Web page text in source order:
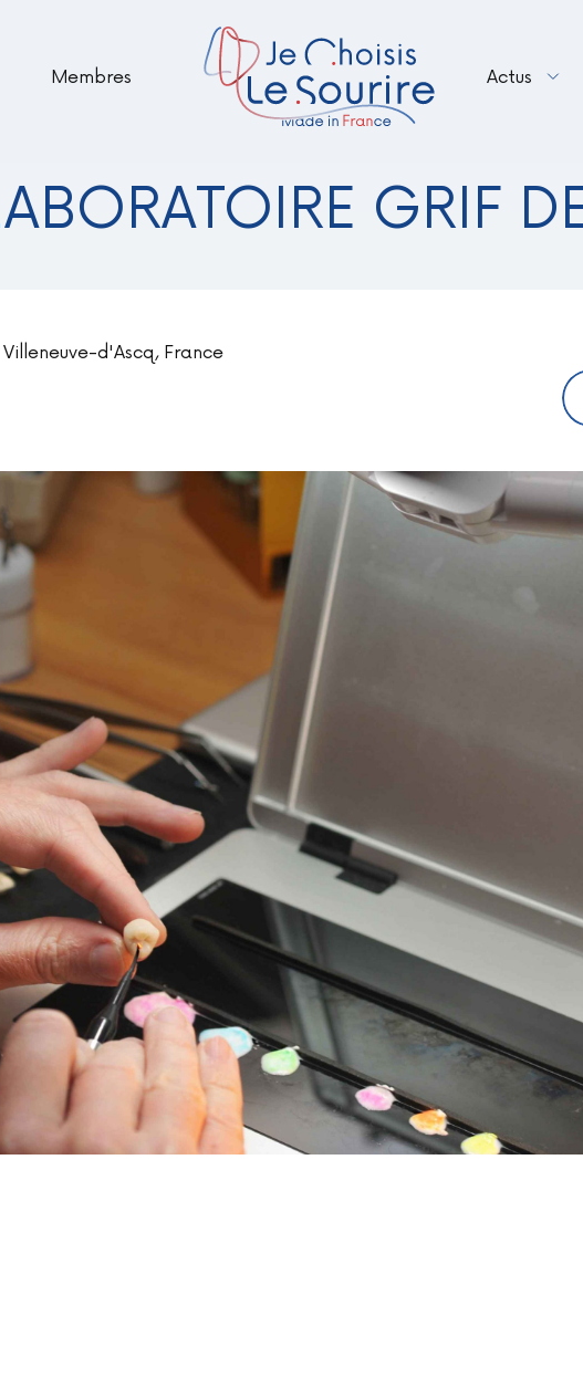
Membres Actus
GRIF
Villeneuve-d'Ascq, France